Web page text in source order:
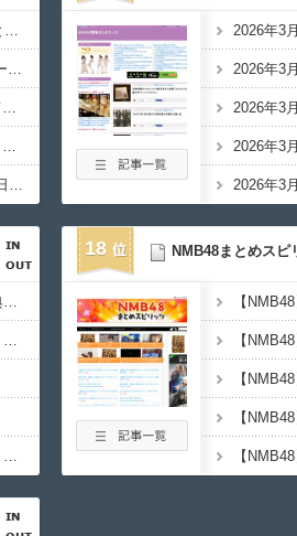
Spotify最近入れたんだけどこんなに無料で曲聴けるとは思ってなかった
日本でも売れた5大外国人歌手 THE BEATLES、カーペンターズ、マイケルジャクソン、マライア・キャリー あと1枠は？
「サザンオールスターズ」←ある意味このバンドってめちゃくちゃ過小評価されとるよな
地下アイドル現場でしか使われてないタイガーファイヤーサイバーとか言う掛け声
YOASOBI・Ayase、世界最大級フェス出演で実感「日本の音楽が世界に届いている」「次はメインの大トリ獲るぞ」
2026年3
2026年3
2026年3
2026年3
2026年3
【日向坂46】藤嶌果歩、衝撃の黒ビキニカットが特典に！！！
【日向坂46】藤嶌果歩、衝撃の黒ランジェリーカットが解禁！！！！
【乃木坂46】川﨑桜のバズの連鎖が止まらない！とうとう幼少期まで万バズ
18 NMB48まとめスピ
【